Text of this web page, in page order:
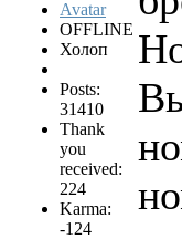
OFFLINE
Холоп
Posts:
31410
Thank
you
received:
224
Karma:
-124